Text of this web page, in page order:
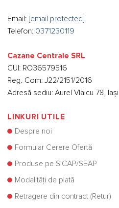
Email: [email protected]
Telefon: 0371230119
Cazane Centrale SRL
CUI: RO36579516
Reg. Com: J22/2151/2016
Adresă sediu: Aurel Vlaicu 78, Iași
LINKURI UTILE
Despre noi
Formular Cerere Ofertă
Produse pe SICAP/SEAP
Modalități de plată
Retragere din contract (Retur)